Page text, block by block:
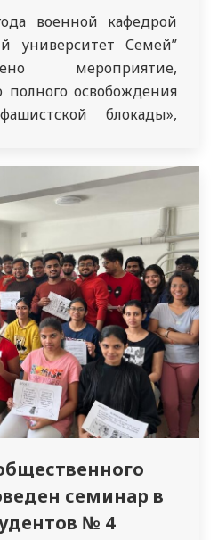
военной кафедрой
университет Семей”
мероприятие,
освобождения
блокады»,
казахстанцев,
в битве под
мужество в
Жабаева против
проводилось с
военной…
семинар в
№ 4